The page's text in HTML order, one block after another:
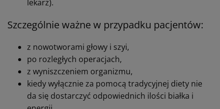
porcje tradycyjnych posiłków),
z doustnymi preparatami odżywczymi
(nutridrinki) jako koncentrat energii i białka.
Przykładowo, w żywieniu pacjentów